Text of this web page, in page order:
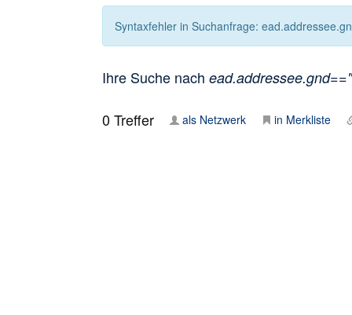
Syntaxfehler in Suchanfrage:
Ihre Suche nach
0Treffer als Netzwerk in Merkliste